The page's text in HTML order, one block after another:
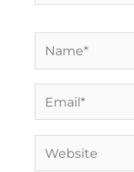
Name*
Email*
Website